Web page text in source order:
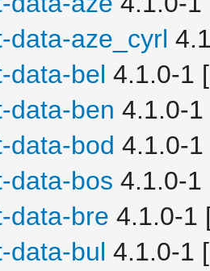
data-aze_cyrl
data-bel 4.1.0-1
data-ben 4.1.0-
data-bod 4.1.0-
data-bos 4.1.0-1
data-bre 4.1.0-1
data-bul 4.1.0-1